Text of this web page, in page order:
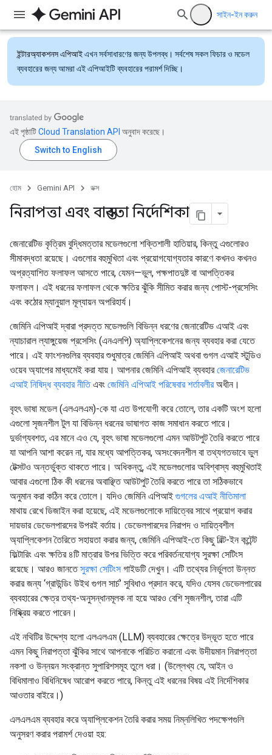
সাইন-ইন করুন
ইন্টারঅ্যাকশনস এপিআইএখন সর্বসাধারণের জন্য উপলব্ধ। সর্বশেষ সকল ফিচার ও মডেল
ব্যবহারের জন্য আমরা এই এপিআইটি ব্যবহারের পরামর্শ দিচ্ছি।
এই পৃষ্ঠাটিCloud Translation API অনুবাদ করেছে।
হোম Gemini API ডক্স
নিরাপত্তা এবং বাস্তবতা নির্দেশিকা
জেনারেটিভ কৃত্রিম বুদ্ধিমত্তার মডেলগুলো শক্তিশালী হাতিয়ার, কিন্তু এগুলোরও
সীমাবদ্ধতা রয়েছে। এগুলোর বহুমুখিতা এবং প্রয়োগযোগ্যতার কারণে কখনও কখনও
অপ্রত্যাশিত ফলাফল আসতে পারে, যেমন—ভুল, পক্ষপাতদুষ্ট বা আপত্তিকর
ফলাফল। এই ধরনের ফলাফল থেকে ক্ষতির ঝুঁকি সীমিত করার জন্য পোস্ট-প্রসেসিং
এবং কঠোর ম্যানুয়াল মূল্যায়ন অপরিহার্য।
জেমিনি এপিআই দ্বারা প্রদত্ত মডেলগুলি বিভিন্ন ধরণের জেনারেটিভ এআই এবং
ন্যাচারাল ল্যাঙ্গুয়েজ প্রসেসিং (এনএলপি) অ্যাপ্লিকেশনের জন্য ব্যবহার করা যেতে
পারে। এই ফাংশনগুলির ব্যবহার শুধুমাত্র জেমিনি এপিআই অথবা গুগল এআই স্টুডিও
ওয়েব অ্যাপের মাধ্যমেই করা যায়। আপনার জেমিনি এপিআই ব্যবহারজেনারেটিভ
এআই নিষিদ্ধ ব্যবহার নীতিএবং জেমিনি এপিআই পরিষেবার শর্তাবলীরঅধীন।
বৃহৎ ভাষা মডেল (এলএলএম)-কে যা এত উপযোগী করে তোলে, তার একটি অংশ হলো
এগুলো সৃজনশীল টুল যা বিভিন্ন ধরনের ভাষাগত কাজ সমাধান করতে পারে।
দুর্ভাগ্যবশত, এর মানে এও যে, বৃহৎ ভাষা মডেলগুলো এমন আউটপুট তৈরি করতে পারে
যা আপনি আশা করেন না, যার মধ্যে আপত্তিকর, অসংবেদনশীল বা তথ্যগতভাবে ভুল
টেক্সটও অন্তর্ভুক্ত থাকতে পারে। অধিকন্তু, এই মডেলগুলোর অবিশ্বাস্য বহুমুখিতাই
আবার এগুলো ঠিক কী ধরনের অবাঞ্ছিত আউটপুট তৈরি করতে পারে তা সঠিকভাবে
অনুমান করা কঠিন করে তোলে। যদিও জেমিনি এপিআই গুগলের এআই নীতিমালা
মাথায় রেখে ডিজাইন করা হয়েছে, এই মডেলগুলোকে দায়িত্বের সাথে প্রয়োগ করার
দায়ভার ডেভেলপারদের উপরই বর্তায়। ডেভেলপারদের নিরাপদ ও দায়িত্বশীল
অ্যাপ্লিকেশন তৈরিতে সহায়তা করার জন্য, জেমিনি এপিআই-তে কিছু বিল্ট-ইন কন্টেন্ট
ফিল্টারিং এবং ক্ষতির ৪টি মাত্রার উপর ভিত্তি করে পরিবর্তনযোগ্য সুরক্ষা সেটিংস
রয়েছে। আরও জানতেসুরক্ষা সেটিংসগাইডটি দেখুন। এটি তথ্যের নির্ভুলতা উন্নত
করার জন্য ‘গ্রাউন্ডিং উইথ গুগল সার্চ’ সুবিধাও প্রদান করে, যদিও যেসব ডেভেলপারের
ব্যবহারের ক্ষেত্র তথ্য-অনুসন্ধানমূলক না হয়ে আরও বেশি সৃজনশীল, তারা এটি
নিষ্ক্রিয় করতে পারেন।
এই নথিটির উদ্দেশ্য হলো এলএলএম (LLM) ব্যবহারের ক্ষেত্রে উদ্ভূত হতে পারে
এমন কিছু নিরাপত্তা ঝুঁকির সাথে আপনাকে পরিচিত করানো এবং উদীয়মান নিরাপত্তা
নকশা ও উন্নয়ন সংক্রান্ত সুপারিশসমূহ তুলে ধরা। (উল্লেখ্য যে, আইন ও
বিধিমালাও বিধিনিষেধ আরোপ করতে পারে, কিন্তু এই ধরনের বিষয় এই নির্দেশিকার
আওতার বাইরে।)
এলএলএম ব্যবহার করে অ্যাপ্লিকেশন তৈরি করার সময় নিম্নলিখিত পদক্ষেপগুলি
অনুসরণ করার পরামর্শ দেওয়া হয়: